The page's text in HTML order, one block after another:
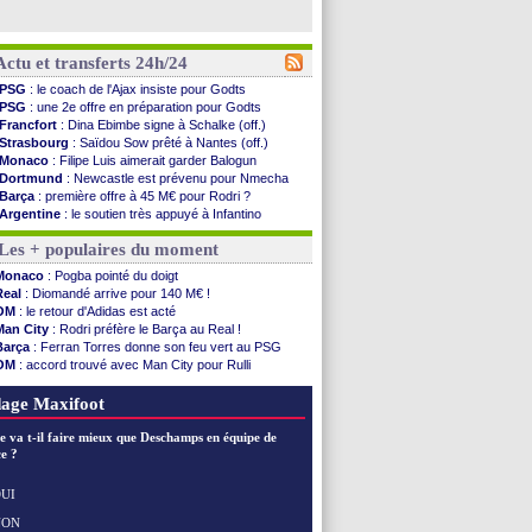
et transferts 24h/24
PSG : le coach de l'Ajax insiste pour Godts
PSG : une 2e offre en préparation pour Godts
Francfort : Dina Ebimbe signe à Schalke (off.)
Strasbourg : Saïdou Sow prêté à Nantes (off.)
Monaco : Filipe Luis aimerait garder Balogun
Dortmund : Newcastle est prévenu pour Nmecha
Barça : première offre à 45 M€ pour Rodri ?
Argentine : le soutien très appuyé à Infantino
Tottenham: Van de Ven va prolonger
Barça: l'agent de Rodri confirme !
: la CAF soutient Infantino
2030 : Rubiales charge Infantino et ...
: Embolo a des pistes alléchantes
d'Ivoire : Renard affiche ses ambitions
: Haise confirme pour Aït Boudlal
City: Trafford à Leeds pour 47 M€ (off...
Utd: Zirkzee vers la Juventus ?
: Der Zakarian et sa relation avec Kita
: le message touchant d'Akliouche
+ populaires du moment
: Pogba pointé du doigt
: Diomandé arrive pour 140 M€ !
: le retour d'Adidas est acté
City : Rodri préfère le Barça au Real !
: Ferran Torres donne son feu vert au PSG
: accord trouvé avec Man City pour Rulli
: l'étonnante rumeur Gusto
Maxifoot
va t-il faire mieux que Deschamps en équipe de
?